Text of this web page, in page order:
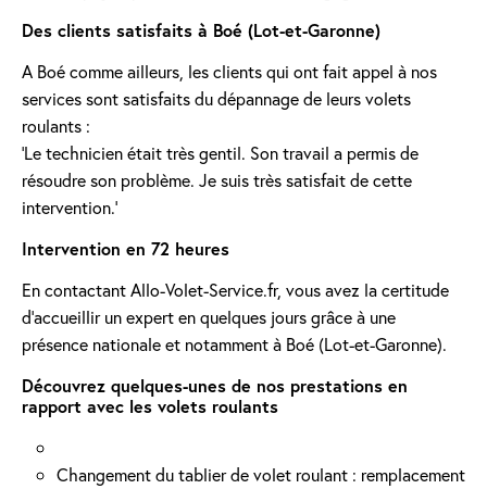
Des clients satisfaits à Boé (Lot-et-Garonne)
A Boé comme ailleurs, les clients qui ont fait appel à nos
services sont satisfaits du dépannage de leurs volets
roulants :
'Le technicien était très gentil. Son travail a permis de
résoudre son problème. Je suis très satisfait de cette
intervention.'
Intervention en 72 heures
En contactant Allo-Volet-Service.fr, vous avez la certitude
d'accueillir un expert en quelques jours grâce à une
présence nationale et notamment à Boé (Lot-et-Garonne).
Découvrez quelques-unes de nos prestations en
rapport avec les volets roulants
Changement du tablier de volet roulant : remplacement